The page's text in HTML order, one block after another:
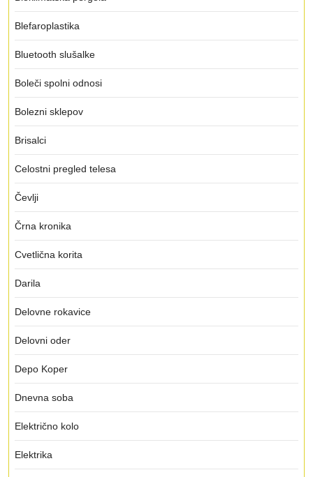
Blefaroplastika
Bluetooth slušalke
Boleči spolni odnosi
Bolezni sklepov
Brisalci
Celostni pregled telesa
Čevlji
Črna kronika
Cvetlična korita
Darila
Delovne rokavice
Delovni oder
Depo Koper
Dnevna soba
Električno kolo
Elektrika